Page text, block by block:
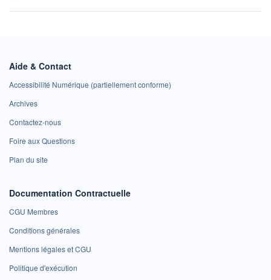
Aide & Contact
Accessibilité Numérique (partiellement conforme)
Archives
Contactez-nous
Foire aux Questions
Plan du site
Documentation Contractuelle
CGU Membres
Conditions générales
Mentions légales et CGU
Politique d'exécution